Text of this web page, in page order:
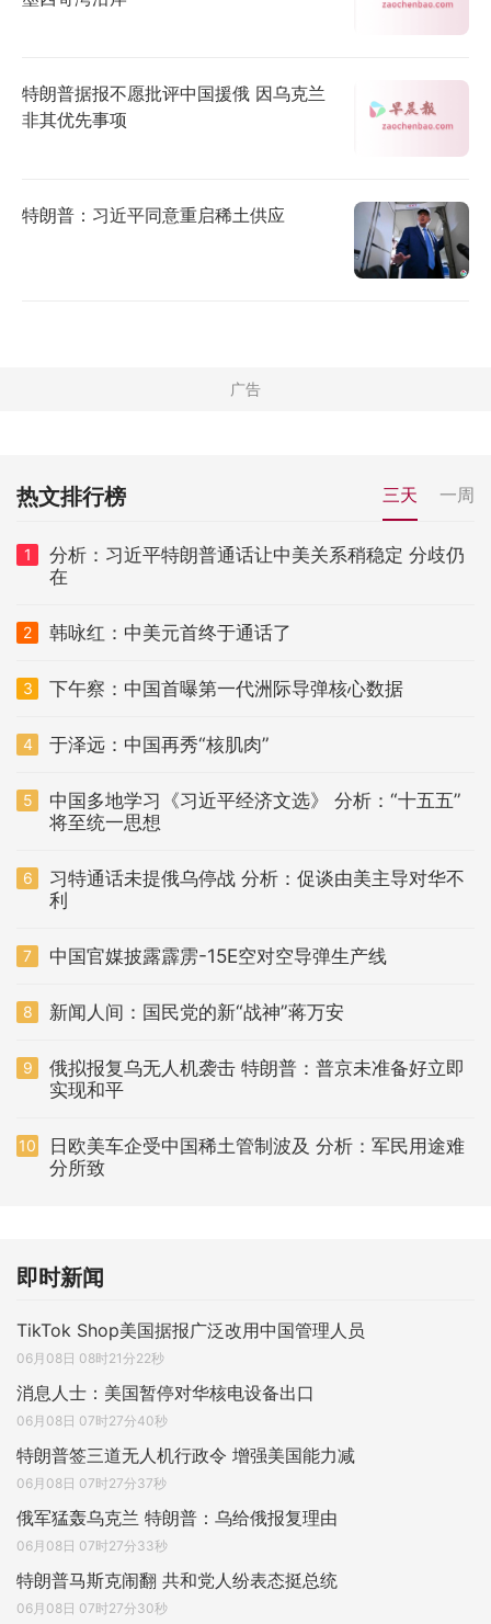
特朗普据报不愿批评中国援俄 因乌克兰
非其优先事项
特朗普：习近平同意重启稀土供应
热文排行榜 三天 一周
1
分析：习近平特朗普通话让中美关系稍稳定 分歧仍
在
2 韩咏红：中美元首终于通话了
3 下午察：中国首曝第一代洲际导弹核心数据
4 于泽远：中国再秀“核肌肉”
5
中国多地学习《习近平经济文选》 分析：“十五五”
将至统一思想
6
习特通话未提俄乌停战 分析：促谈由美主导对华不
利
7 中国官媒披露霹雳-15E空对空导弹生产线
8 新闻人间：国民党的新“战神”蒋万安
9
俄拟报复乌无人机袭击 特朗普：普京未准备好立即
实现和平
10
日欧美车企受中国稀土管制波及 分析：军民用途难
分所致
即时新闻
TikTok Shop美国据报广泛改用中国管理人员
06月08日 08时21分22秒
消息人士：美国暂停对华核电设备出口
06月08日 07时27分40秒
特朗普签三道无人机行政令 增强美国能力减
06月08日 07时27分37秒
俄军猛轰乌克兰 特朗普：乌给俄报复理由
06月08日 07时27分33秒
特朗普马斯克闹翻 共和党人纷表态挺总统
06月08日 07时27分30秒